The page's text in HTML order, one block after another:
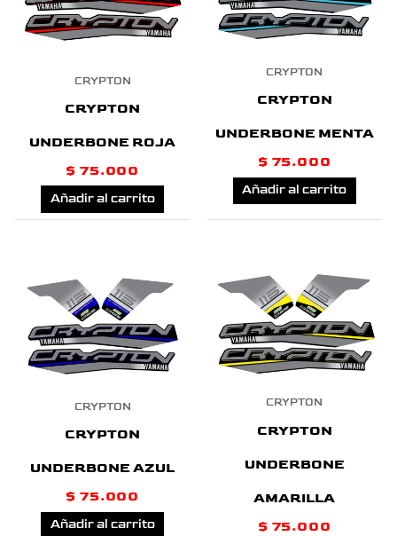
CRYPTON
CRYPTON
UNDERBONE ROJA
$ 75.000
Añadir al carrito
CRYPTON
CRYPTON
UNDERBONE MENTA
$ 75.000
Añadir al carrito
CRYPTON
CRYPTON
UNDERBONE AZUL
$ 75.000
Añadir al carrito
CRYPTON
CRYPTON
UNDERBONE
AMARILLA
$ 75.000